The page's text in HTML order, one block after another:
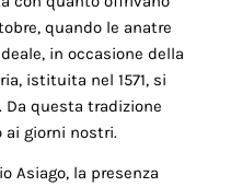
quando le anatre
in occasione della
istituita nel 1571, si
Da questa tradizione
giorni nostri.
Asiago, la presenza